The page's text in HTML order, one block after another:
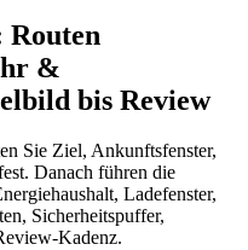
Routen
&
bis Review
Sie Ziel, Ankunftsfenster,
Danach führen die
Ladefenster,
Sicherheitspuffer,
Kadenz.